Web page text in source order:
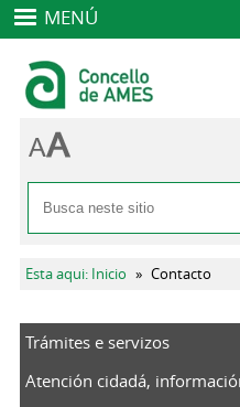
MENÚ
Formulario de
Buscar
Vostede está aquí
Esta aqui: Inicio » Contacto
Trámites e servizos
Atención cidadá,